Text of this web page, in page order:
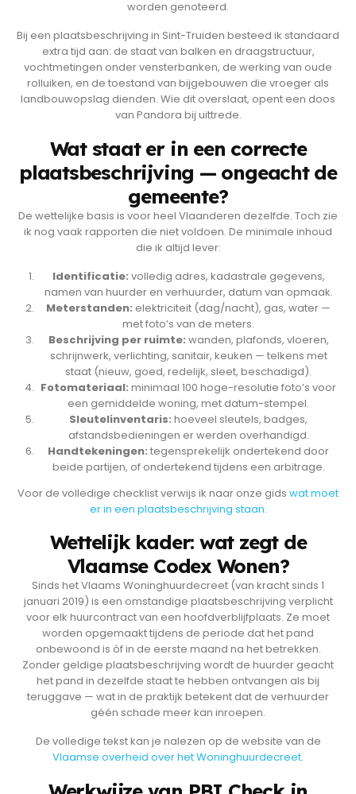
worden genoteerd.
Bij een plaatsbeschrijving in Sint-Truiden besteed ik standaard
extra tijd aan: de staat van balken en draagstructuur,
vochtmetingen onder vensterbanken, de werking van oude
rolluiken, en de toestand van bijgebouwen die vroeger als
landbouwopslag dienden. Wie dit overslaat, opent een doos
van Pandora bij uittrede.
Wat staat er in een correcte
plaatsbeschrijving — ongeacht de
gemeente?
De wettelijke basis is voor heel Vlaanderen dezelfde. Toch zie
ik nog vaak rapporten die niet voldoen. De minimale inhoud
die ik altijd lever:
Identificatie: volledig adres, kadastrale gegevens,
namen van huurder en verhuurder, datum van opmaak.
Meterstanden: elektriciteit (dag/nacht), gas, water —
met foto’s van de meters.
Beschrijving per ruimte: wanden, plafonds, vloeren,
schrijnwerk, verlichting, sanitair, keuken — telkens met
staat (nieuw, goed, redelijk, sleet, beschadigd).
Fotomateriaal: minimaal 100 hoge-resolutie foto’s voor
een gemiddelde woning, met datum-stempel.
Sleutelinventaris: hoeveel sleutels, badges,
afstandsbedieningen er werden overhandigd.
Handtekeningen: tegensprekelijk ondertekend door
beide partijen, of ondertekend tijdens een arbitrage.
Voor de volledige checklist verwijs ik naar onze gids wat moet
er in een plaatsbeschrijving staan.
Wettelijk kader: wat zegt de
Vlaamse Codex Wonen?
Sinds het Vlaams Woninghuurdecreet (van kracht sinds 1
januari 2019) is een omstandige plaatsbeschrijving verplicht
voor elk huurcontract van een hoofdverblijfplaats. Ze moet
worden opgemaakt tijdens de periode dat het pand
onbewoond is óf in de eerste maand na het betrekken.
Zonder geldige plaatsbeschrijving wordt de huurder geacht
het pand in dezelfde staat te hebben ontvangen als bij
teruggave — wat in de praktijk betekent dat de verhuurder
géén schade meer kan inroepen.
De volledige tekst kan je nalezen op de website van de
Vlaamse overheid over het Woninghuurdecreet.